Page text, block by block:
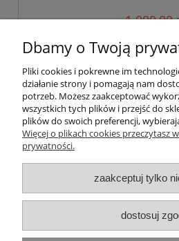
1 000,00
do
Pomoc
Płatności i
Informacje
Dbamy o Twoją
Pliki cookies i pokrewne im
działanie strony i pomagają nam
potrzeb. Możesz zaakceptować
wszystkich tych plików i przejść do
plików do swoich preferencji,
Więcej o plikach cookies przeczytasz
prywatności.
zaakceptuj tylko
dostosuj